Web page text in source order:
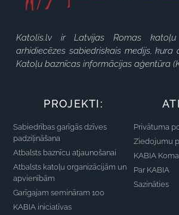
Katolis.lv ir Latvijas Romas katoļu
arhidiecēzes sabiedriskais medijs, kura
Katoļu baznīcas informācijas aģentūra
PROJEKTI:
Sabiedrības garīgās dzīves
padziļināšana
Atbalsts baznīcu atjaunošanai
Atbalsts katoļu organizācijām un
apvienībām
Garīgajam semināram 100
KABIA iniciatīvas
Privātuma
Ziedojumu
KABIA
Par KABIA
Sazināties